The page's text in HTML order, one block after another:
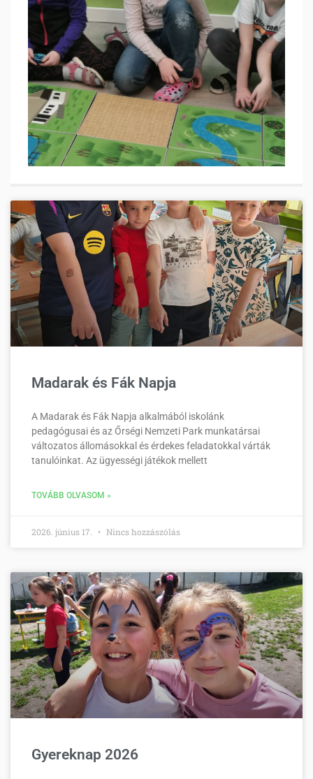
Madarak és Fák Napja
A Madarak és Fák Napja alkalmából iskolánk
pedagógusai és az Őrségi Nemzeti Park munkatársai
változatos állomásokkal és érdekes feladatokkal várták
tanulóinkat. Az ügyességi játékok mellett
TOVÁBB OLVASOM »
2026. június 17. Nincs hozzászólás
Gyereknap 2026